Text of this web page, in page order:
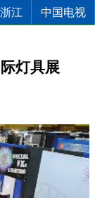
江
中国电视
灯具展